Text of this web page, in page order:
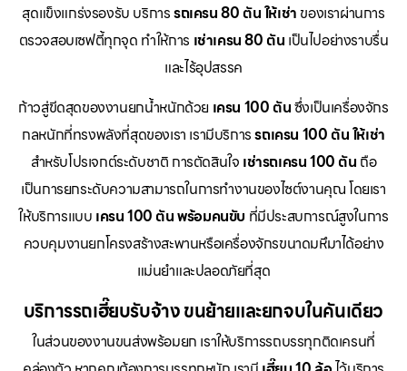
สุดแข็งแกร่งรองรับ บริการรถเครน 80 ตัน ให้เช่า ของเราผ่านการ
ตรวจสอบเซฟตี้ทุกจุด ทำให้การ เช่าเครน 80 ตัน เป็นไปอย่างราบรื่น
และไร้อุปสรรค
ก้าวสู่ขีดสุดของงานยกน้ำหนักด้วย เครน 100 ตันซึ่งเป็นเครื่องจักร
กลหนักที่ทรงพลังที่สุดของเรา เรามีบริการรถเครน 100 ตัน ให้เช่า
สำหรับโปรเจกต์ระดับชาติ การตัดสินใจ เช่ารถเครน 100 ตัน ถือ
เป็นการยกระดับความสามารถในการทำงานของไซต์งานคุณ โดยเรา
ให้บริการแบบ เครน 100 ตัน พร้อมคนขับ ที่มีประสบการณ์สูงในการ
ควบคุมงานยกโครงสร้างสะพานหรือเครื่องจักรขนาดมหึมาได้อย่าง
แม่นยำและปลอดภัยที่สุด
บริการรถเฮี๊ยบรับจ้าง ขนย้ายและยกจบในคันเดียว
ในส่วนของงานขนส่งพร้อมยก เราให้บริการรถบรรทุกติดเครนที่